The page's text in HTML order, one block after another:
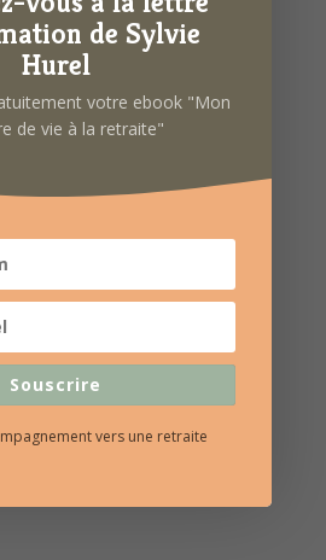
Téléphone
E-mail
contact@sylviehurel.fr
de Sylvie
Hurel
votre ebook "Mon
de vie à la retraite"
Souscrire
vers une retraite